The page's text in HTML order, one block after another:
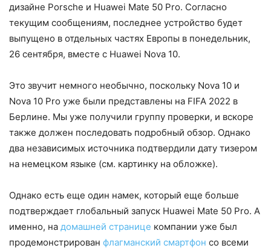
дизайне Porsche и Huawei Mate 50 Pro. Согласно
текущим сообщениям, последнее устройство будет
выпущено в отдельных частях Европы в понедельник,
26 сентября, вместе с Huawei Nova 10.
Это звучит немного необычно, поскольку Nova 10 и
Nova 10 Pro уже были представлены на FIFA 2022 в
Берлине. Мы уже получили группу проверки, и вскоре
также должен последовать подробный обзор. Однако
два независимых источника подтвердили дату тизером
на немецком языке (см. картинку на обложке).
Однако есть еще один намек, который еще больше
подтверждает глобальный запуск Huawei Mate 50 Pro. А
именно, на домашней странице компании уже был
продемонстрирован флагманский смартфон со всеми